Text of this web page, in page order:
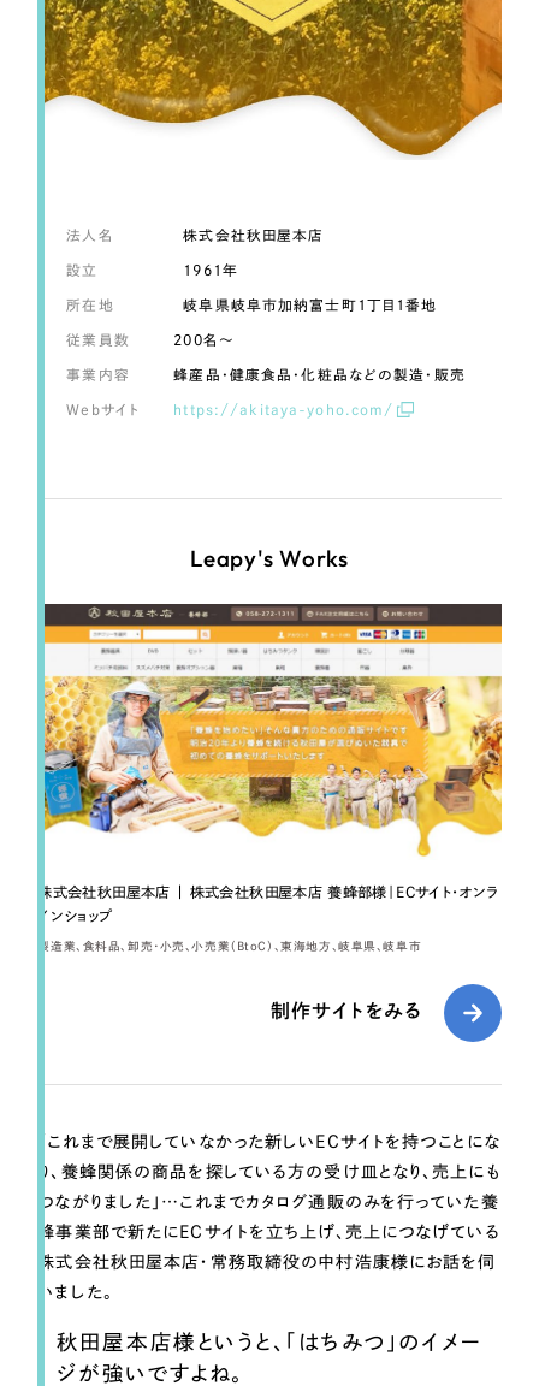
マーケティングDX支援
Webサイト制作
採用サイト制作
ブランドサイト制作
リープ・リクルーティング／採用業務代行
求人票作成・面接など各種業務代行、採用の仕組み作り支援
リープ・キャリア ／人材紹介サービス
完全成功報酬型のスカウト型ハイクラス人材紹介（岐阜・愛知）
カイゼンDX支援
制作実績
一部をご紹介します
ブックマークしたサイト
ポータルサイト・メディアサイト （39件）
LP（ランディングページ） （28件）
キャンペーン・プロモーションサイト （12件）
ブランディング（ロゴ・印刷物） （90件）
お客様インタビュー
Outsourcing
アウトソーシング（代行支援）
プライバシーポリシー 情報セキュリティ方針
AI倫理ポリシー クッキーポリシー サイトマップ
ウェブアクセシビリティ方針
法人名 株式会社秋田屋本店
設立 1961年
所在地 岐阜県岐阜市加納富士町1丁目1番地
従業員数 200名〜
事業内容 蜂産品・健康食品・化粧品などの製造・販売
Webサイト https://akitaya-yoho.com/
Leapy's Works
株式会社秋田屋本店 | 株式会社秋田屋本店 養蜂部様｜ECサイト・オンラ
インショップ
製造業 食料品 卸売・小売 小売業（BtoC） 東海地方 岐阜県 岐阜市
制作サイトをみる
「これまで展開していなかった新しいECサイトを持つことにな
り、養蜂関係の商品を探している方の受け皿となり、売上にも
つながりました」…これまでカタログ通販のみを行っていた養
蜂事業部で新たにECサイトを立ち上げ、売上につなげている
株式会社秋田屋本店・常務取締役の中村浩康様にお話を伺
いました。
秋田屋本店様というと、「はちみつ」のイメー
ジが強いですよね。